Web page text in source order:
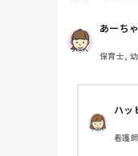
になったり
い🙇‍♀️
あーち
保育士,
ハッ
看護